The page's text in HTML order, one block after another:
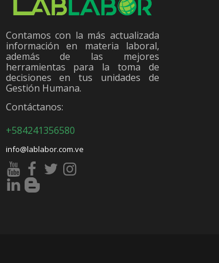
Contamos con la más actualizada
información en materia laboral,
además de las mejores
herramientas para la toma de
decisiones en tus unidades de
Gestión Humana.
Contáctanos:
+584241356580
info@lablabor.com.ve